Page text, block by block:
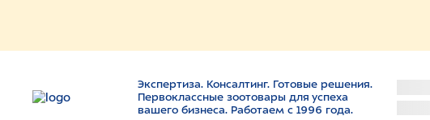
Экспертиза. Консалтинг. Готовые решения.
Первоклассные зоотовары для успеха
вашего бизнеса. Работаем с 1996 года.